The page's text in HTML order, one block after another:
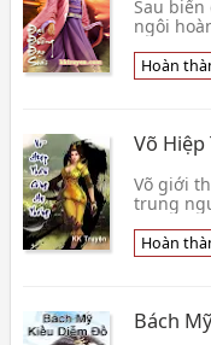
Sau biến
ngôi
Hoa. Ở
Thiên
Hoàn
Võ Hiệp
Võ giới
trung
thiếu
công hệ
Hoàn
Bách